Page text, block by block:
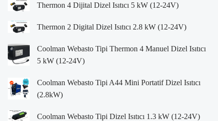
Thermon 4 Dijital Dizel Isıtıcı 5 kW (12-24V)
Thermon 2 Digital Dizel Isıtıcı 2.8 kW (12-24V)
Coolman Webasto Tipi Thermon 4 Manuel Dizel Isıtıcı
5 kW (12-24V)
Coolman Webasto Tipi A44 Mini Portatif Dizel Isıtıcı
(2.8kW)
Coolman Webasto Tipi Dizel Isıtıcı 1.3 kW (12-24V)